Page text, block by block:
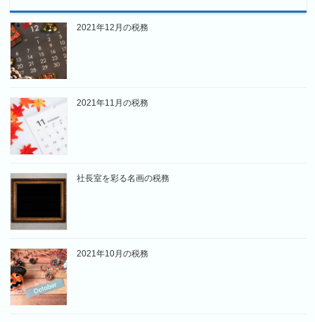
2021年12月の税務
2021年11月の税務
社長室を彩る名画の税務
2021年10月の税務